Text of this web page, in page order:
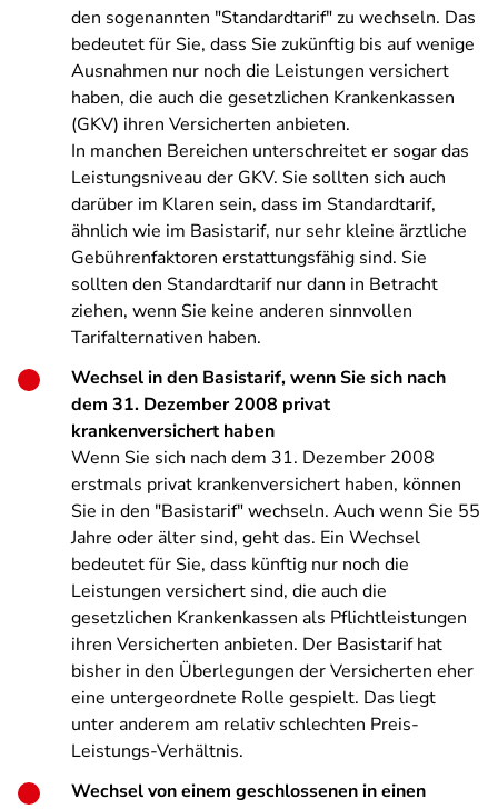
den sogenannten "Standardtarif" zu wechseln. Das
bedeutet für Sie, dass Sie zukünftig bis auf wenige
Ausnahmen nur noch die Leistungen versichert
haben, die auch die gesetzlichen Krankenkassen
(GKV) ihren Versicherten anbieten.
In manchen Bereichen unterschreitet er sogar das
Leistungsniveau der GKV. Sie sollten sich auch
darüber im Klaren sein, dass im Standardtarif,
ähnlich wie im Basistarif, nur sehr kleine ärztliche
Gebührenfaktoren erstattungsfähig sind. Sie
sollten den Standardtarif nur dann in Betracht
ziehen, wenn Sie keine anderen sinnvollen
Tarifalternativen haben.
Wechsel in den Basistarif, wenn Sie sich nach
dem 31. Dezember 2008 privat
krankenversichert haben
Wenn Sie sich nach dem 31. Dezember 2008
erstmals privat krankenversichert haben, können
Sie in den "Basistarif" wechseln. Auch wenn Sie 55
Jahre oder älter sind, geht das. Ein Wechsel
bedeutet für Sie, dass künftig nur noch die
Leistungen versichert sind, die auch die
gesetzlichen Krankenkassen als Pflichtleistungen
ihren Versicherten anbieten. Der Basistarif hat
bisher in den Überlegungen der Versicherten eher
eine untergeordnete Rolle gespielt. Das liegt
unter anderem am relativ schlechten Preis-
Leistungs-Verhältnis.
Wechsel von einem geschlossenen in einen